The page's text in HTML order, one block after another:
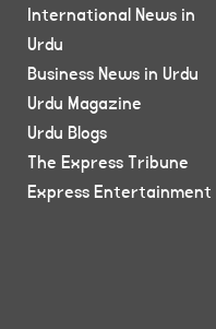
International News in
Urdu
Business News in Urdu
Urdu Magazine
Urdu Blogs
The Express Tribune
Express Entertainment